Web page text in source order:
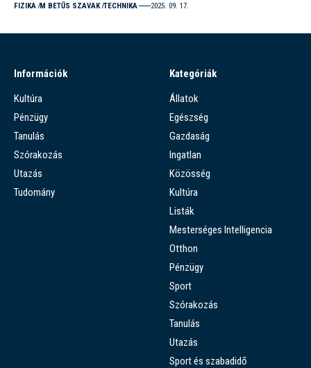
FIZIKA M BETŰS SZAVAK TECHNIKA 2025. 09. 17.
Információk
Kultúra
Pénzügy
Tanulás
Szórakozás
Utazás
Tudomány
Kategóriák
Állatok
Egészség
Gazdaság
Ingatlan
Közösség
Kultúra
Listák
Mesterséges Intelligencia
Otthon
Pénzügy
Sport
Szórakozás
Tanulás
Utazás
Sport és szabadidő